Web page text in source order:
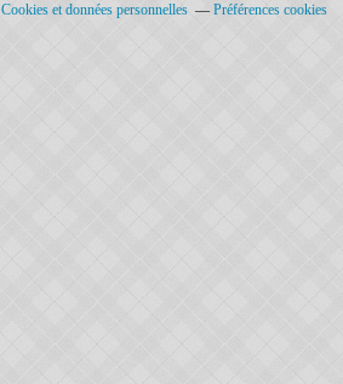
Cookies et données personnelles Préférences cookies